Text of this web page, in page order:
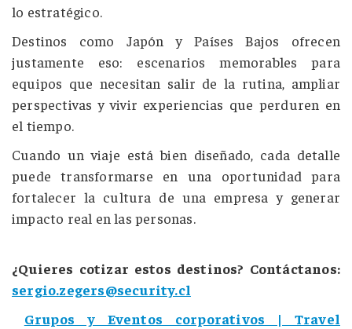
lo estratégico.
Destinos como Japón yPaíses Bajos ofrecen
justamente eso: escenarios memorables para
equipos que necesitan salir de la rutina, ampliar
perspectivas y vivir experiencias que perduren en
el tiempo.
Cuando un viaje está bien diseñado, cada detalle
puede transformarse en una oportunidad para
fortalecer la cultura de una empresa y generar
impacto real en las personas.
¿Quieres cotizar estos destinos? Contáctanos:
sergio.zegers@security.cl
Grupos y Eventos corporativos | Travel